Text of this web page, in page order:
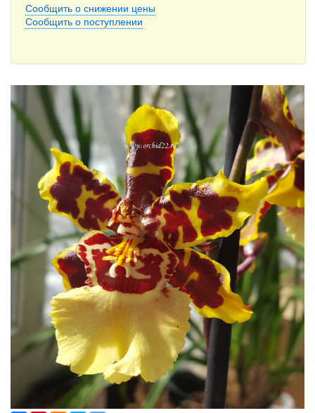
Сообщить о снижении цены
Сообщить о поступлении